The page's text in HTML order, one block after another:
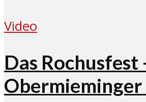
Video
Das Rochusfest